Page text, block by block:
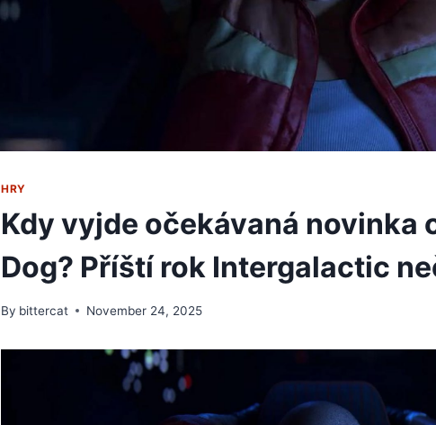
HRY
Kdy vyjde očekávaná novinka
Dog? Příští rok Intergalactic
By bittercat November 24, 2025